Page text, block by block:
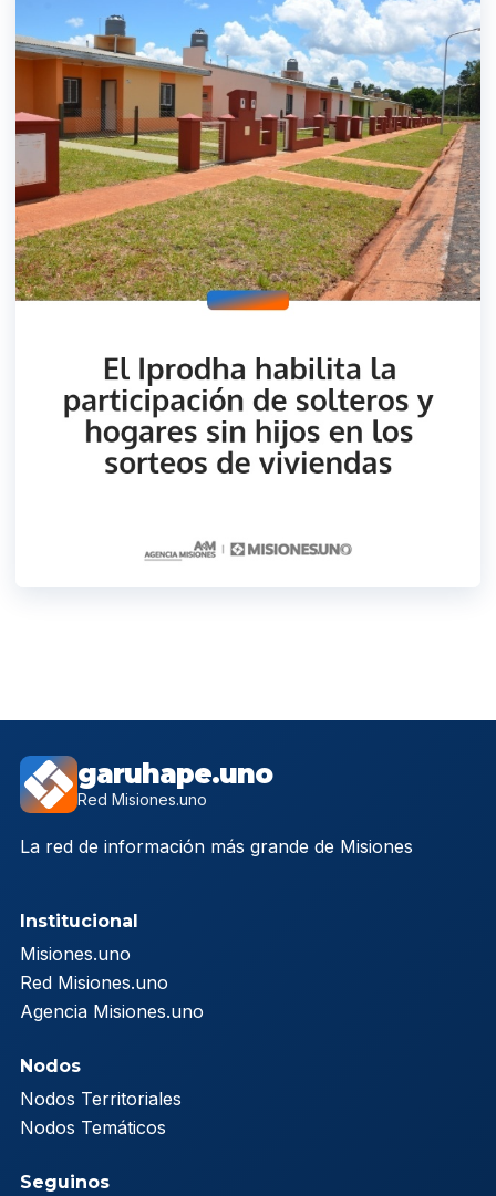
garuhape.uno
Red Misiones.uno
La red de información más grande de Misiones
Institucional
Misiones.uno
Red Misiones.uno
Agencia Misiones.uno
Nodos
Nodos Territoriales
Nodos Temáticos
Seguinos